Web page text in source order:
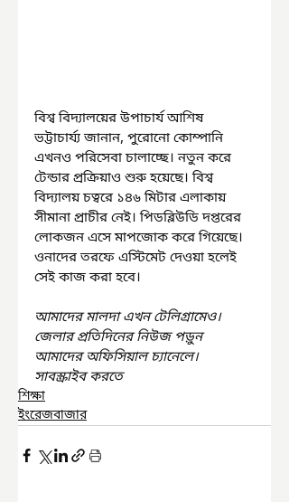
বিশ্ব বিদ্যালয়ের উপাচার্য আশিষ
ভট্টাচার্য্য জানান, পুরোনো কোম্পানি
এখনও পরিসেবা চালাচ্ছে। নতুন করে
টেন্ডার প্রক্রিয়াও শুরু হয়েছে। বিশ্ব
বিদ্যালয় চত্বরে ১৪৬ মিটার এলাকায়
সীমানা প্রাচীর নেই। পিডব্লিউডি দপ্তরের
লোকজন এসে মাপজোক করে গিয়েছে।
ওনাদের তরফে এস্টিমেট দেওয়া হলেই
সেই কাজ করা হবে।
আমাদের মালদা এখন টেলিগ্রামেও।
জেলার প্রতিদিনের নিউজ পড়ুন
আমাদের অফিসিয়াল চ্যানেলে।
সাবস্ক্রাইব করতে
শিক্ষা
ইংরেজবাজার